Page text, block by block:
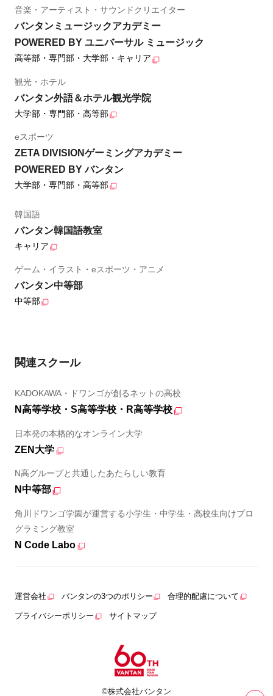
音楽・アーティスト・サウンドクリエイター
バンタンミュージックアカデミー
POWERED BY ユニバーサル ミュージック
高等部・専門部・大学部・キャリア
観光・ホテル
バンタン外語＆ホテル観光学院
大学部・専門部・高等部
eスポーツ
ZETA DIVISIONゲーミングアカデミー
POWERED BY バンタン
大学部・専門部・高等部
韓国語
バンタン韓国語教室
キャリア
ゲーム・イラスト・eスポーツ・アニメ
バンタン中等部
中等部
関連スクール
KADOKAWA・ドワンゴが創るネットの高校
N高等学校・S高等学校・R高等学校
日本発の本格的なオンライン大学
ZEN大学
N高グループと共通したあたらしい教育
N中等部
角川ドワンゴ学園が運営する小学生・中学生・高校生向けプロ
グラミング教室
N Code Labo
運営会社 バンタンの3つのポリシー 合理的配慮について
プライバシーポリシー サイトマップ
©株式会社バンタン